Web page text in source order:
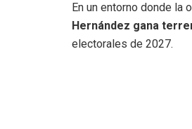
En un entorno donde la
Hernández gana
electorales de 2027.